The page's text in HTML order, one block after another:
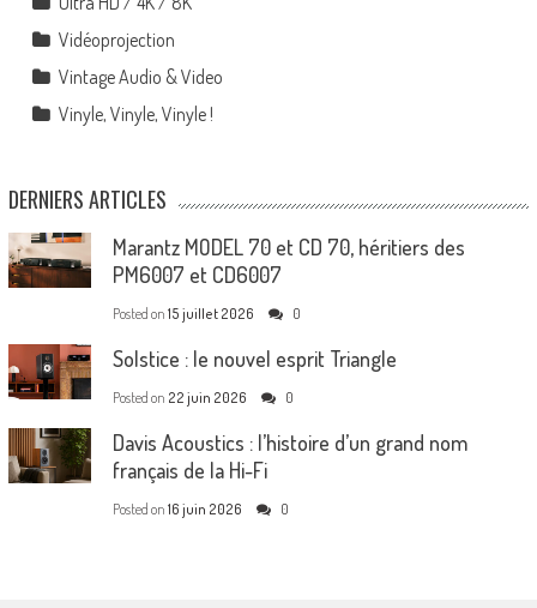
Vidéoprojection
Vintage Audio & Video
Vinyle, Vinyle, Vinyle !
DERNIERS ARTICLES
Marantz MODEL 70 et CD 70, héritiers des
PM6007 et CD6007
Posted on 15 juillet 2026 0
Solstice : le nouvel esprit Triangle
Posted on 22 juin 2026 0
Davis Acoustics : l’histoire d’un grand nom
français de la Hi-Fi
Posted on 16 juin 2026 0